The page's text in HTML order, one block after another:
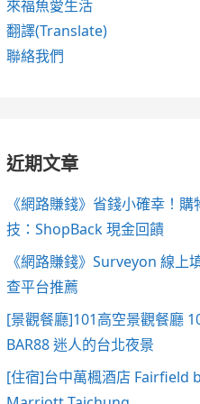
來福魚愛生活
翻譯(Translate)
聯絡我們
近期文章
《網路賺錢》省錢小確幸！購
技：ShopBack 現金回饋
《網路賺錢》Surveyon 線上
查平台推薦
[景觀餐廳]101高空景觀餐廳
BAR88 迷人的台北夜景
[住宿]台中萬楓酒店 Fairfield